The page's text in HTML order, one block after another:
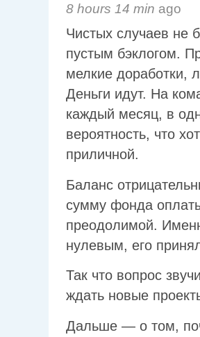
8 hours 14 min ago
Чистых случаев не
пустым бэклогом.
мелкие доработки,
Деньги идут. На
каждый месяц, в
вероятность, что
приличной.
Баланс
сумму фонда
преодолимой.
нулевым, его
Так что вопрос
ждать новые
Дальше — о том,